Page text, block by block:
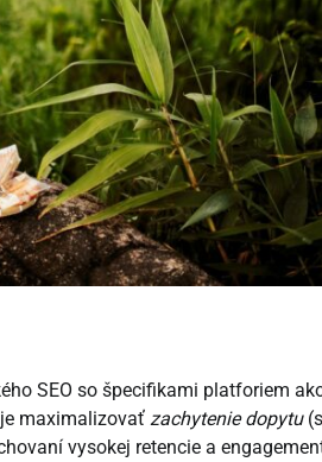
SEO so špecifikami platforiem
maximalizovať zachytenie dopytu
vysokej retencie a